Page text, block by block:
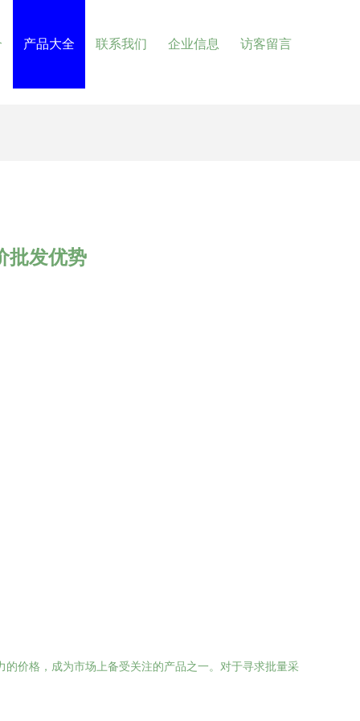
产品大全 联系我们 企业信息 访客留言
批发优势
价格，成为市场上备受关注的产品之一。对于寻求批量采